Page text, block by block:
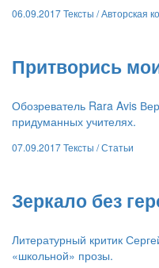
06.09.2017Тексты /Авторская
​Притворись
Обозреватель Rara Avis
придуманных учителях.
07.09.2017Тексты /Статьи
Зеркало без
Литературный критик
«школьной» прозы.